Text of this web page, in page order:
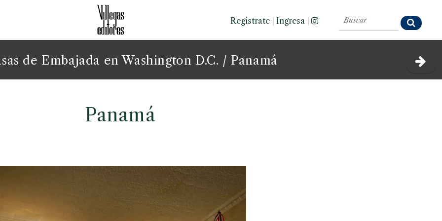
Regístrate Ingresa
de Embajada en Washington D.C. / Panamá
Panamá